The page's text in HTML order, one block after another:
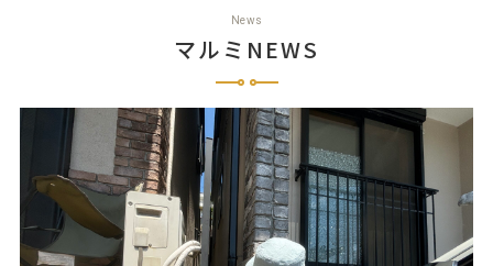
News
マルミNEWS